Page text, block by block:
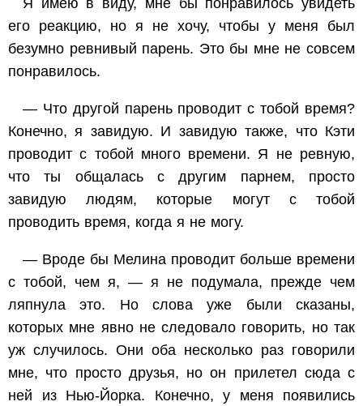
Я имею в виду, мне бы понравилось увидеть
его реакцию, но я не хочу, чтобы у меня был
безумно ревнивый парень. Этобы мне не совсем
понравилось.
— Что другой парень проводит с тобой время?
Конечно, я завидую. И завидую также, что Кэти
проводит с тобой много времени. Я не ревную,
что ты общалась с другим парнем, просто
завидую людям, которые могут с тобой
проводить время, когда я не могу.
— Вроде бы Мелина проводит больше времени
с тобой, чем я, — я не подумала, прежде чем
ляпнула это. Но слова уже были сказаны,
которых мне явно не следовало говорить, но так
уж случилось. Они оба несколько раз говорили
мне, что просто друзья, но он прилетел сюда с
ней из Нью-Йорка. Конечно, у меня появились